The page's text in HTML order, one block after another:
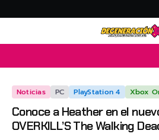
Noticias PC PlayStation 4 Xbox
Conoce a Heather en el
OVERKILL’S The Walking